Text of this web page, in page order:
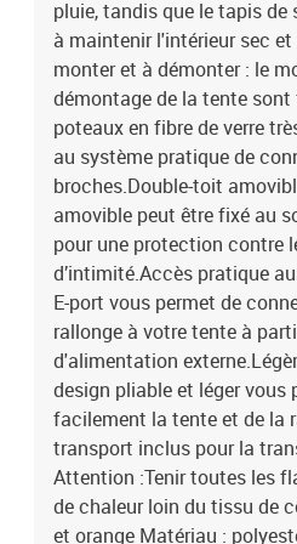
pluie, tandis que le tapis
à maintenir l'intérieur sec
monter et à démonter : le
démontage de la tente
poteaux en fibre de verre
au système pratique de
broches.Double-toit
amovible peut être fixé au
pour une protection contre
d’intimité.Accès pratique
E-port vous permet de
rallonge à votre tente à
d'alimentation
design pliable et léger vous
facilement la tente et de la
transport inclus pour la
Attention :Tenir toutes les
de chaleur loin du tissu de
et orange Matériau :